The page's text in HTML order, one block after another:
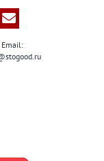
Email: